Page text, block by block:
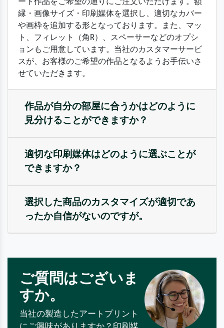
縁・画像サイズ・印刷媒体を選択し、適切なカバー
や画枠を追加する形となっております。また、マッ
ト、フィレット（角R）、スペーサーなどのオプシ
ョンもご用意しています。当社のカスタマーサービ
スが、お客様のご希望の作品となるようお手伝いさ
せていただきます。
作品が自分の部屋に合うかはどのように
見分けることができますか？
適切な印刷媒体はどのように選ぶことが
できますか？
選択した商品のカスタマイズが適切であ
ったか自信がないのですが。
ご質問はございま
すか。
当社の製造したアートプリント